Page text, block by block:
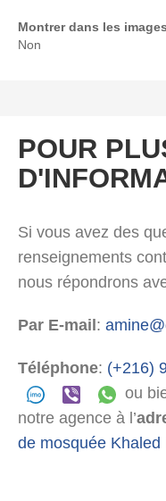
Montrer dans les
Non
POUR
Si vous avez des
renseignements
nous répondrons
Par E-mail :
Téléphone: (+216)
ou
notre agence à l’
de mosquée Khaled